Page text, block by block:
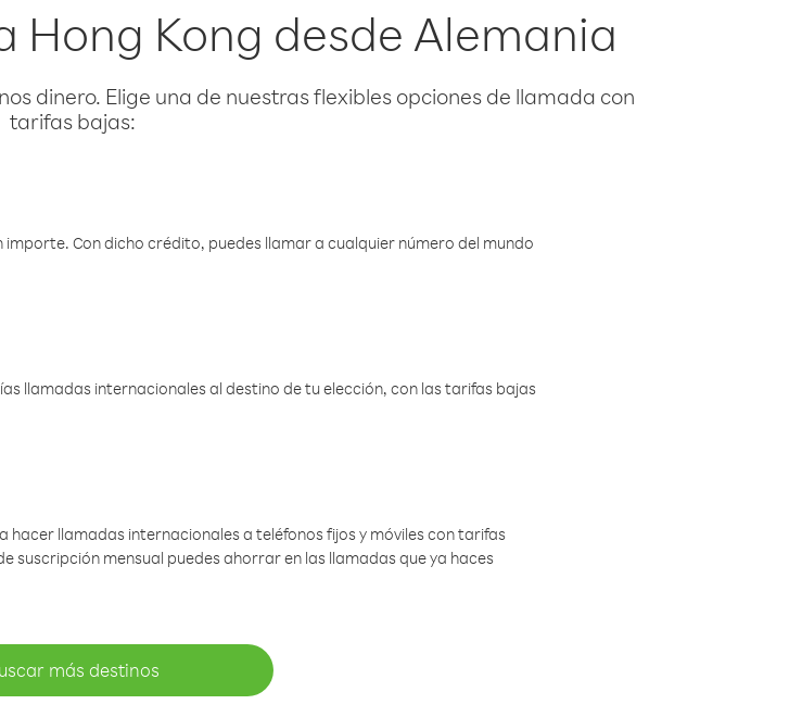
Hong Kong desde Alemania
dinero. Elige una de nuestras flexibles opciones de llamada con
tarifas bajas:
Con dicho crédito, puedes llamar a cualquier número del mundo
llamadas internacionales al destino de tu elección, con las tarifas bajas
llamadas internacionales a teléfonos fijos y móviles con tarifas
suscripción mensual puedes ahorrar en las llamadas que ya haces
más destinos